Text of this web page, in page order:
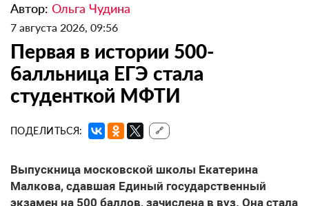
Автор: Ольга Чудина
7 августа 2026, 09:56
Первая в истории 500-
балльница ЕГЭ стала
студенткой МФТИ
ПОДЕЛИТЬСЯ: 🔗
Выпускница московской школы Екатерина
Малкова, сдавшая Единый государственный
экзамен на 500 баллов, зачислена в вуз. Она стала